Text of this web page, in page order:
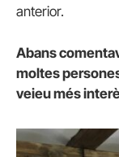
anterior.
Abans
moltes
veieu més